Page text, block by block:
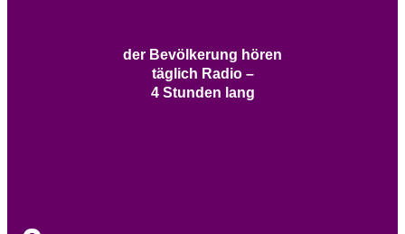
der Bevölkerung hören
täglich Radio –
4 Stunden lang